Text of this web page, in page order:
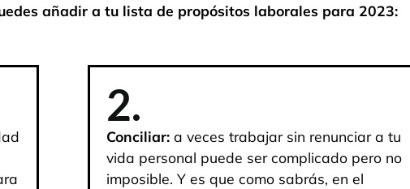
añadir a tu lista de propósitos laborales para 2023:
2.
Conciliar: a veces trabajar sin renunciar a tu
vida personal puede ser complicado pero no
imposible. Y es que como sabrás, en el